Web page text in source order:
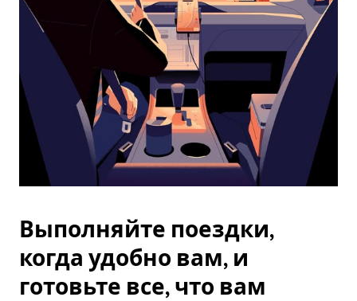
Выполняйте поездки,
когда удобно вам, и
готовьте все, что вам